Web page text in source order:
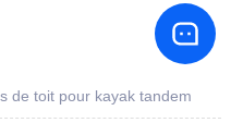
de toit pour kayak tandem